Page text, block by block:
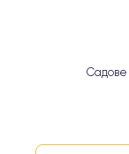
Садове